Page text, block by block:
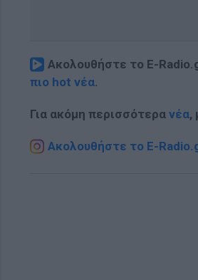
Ακολουθήστε το E-
πιο hot νέα.
Για ακόμη περισσότερα νέα,
Ακολουθήστε το E-